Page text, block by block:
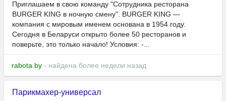
Приглашаем в свою команду "Сотрудника ресторана
BURGER KING в ночную смену". BURGER KING —
компания с мировым именем основана в 1954 году.
Сегодня в Беларуси открыто более 50 ресторанов и
поверьте, это только начало! Условия: -...
rabota.by - найдена более недели назад
Парикмахер-универсал